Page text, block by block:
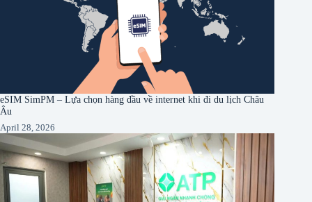
eSIM SimPM – Lựa chọn hàng đầu về internet khi đi du lịch Châu
Âu
April 28, 2026